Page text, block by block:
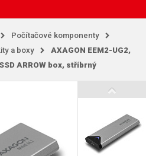
Počítačové komponenty
a boxy
AXAGON EEM2-UG2,
ARROW box, stříbrný